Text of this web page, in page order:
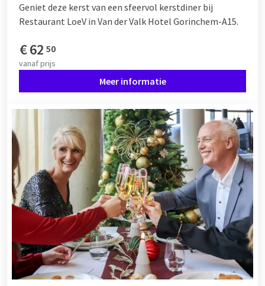
Geniet deze kerst van een sfeervol kerstdiner bij
Restaurant LoeV in Van der Valk Hotel Gorinchem-A15.
€62 50
vanafprijs
Meer informatie